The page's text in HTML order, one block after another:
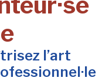
l’art